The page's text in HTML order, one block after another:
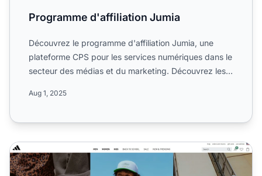
Programme d'affiliation Jumia
Découvrez le programme d'affiliation Jumia, une
plateforme CPS pour les services numériques dans le
secteur des médias et du marketing. Découvrez les
Aug 1, 2025
Programme d'affiliation Adidas